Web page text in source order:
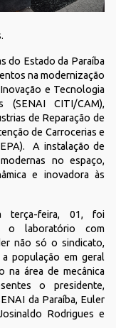
do Estado da Paraíba
na modernização
e Tecnologia
CITI/CAM),
de Reparação de
de Carrocerias e
A instalação de
no espaço,
e inovadora às
terça-feira, 01, foi
o laboratório com
não só o sindicato,
população em geral
na área de mecânica
o presidente,
da Paraíba, Euler
Rodrigues e